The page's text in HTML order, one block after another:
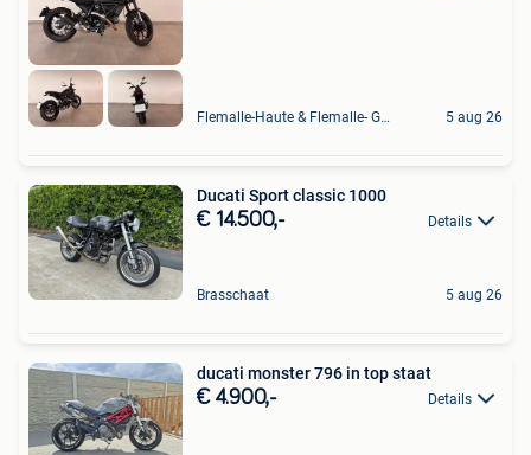
Flemalle-Haute & Flemalle- Grande & Partie Awirs 5 aug 26
Ducati Sport classic 1000
€ 14.500,- Details
Brasschaat 5 aug 26
ducati monster 796 in top staat
€ 4.900,- Details